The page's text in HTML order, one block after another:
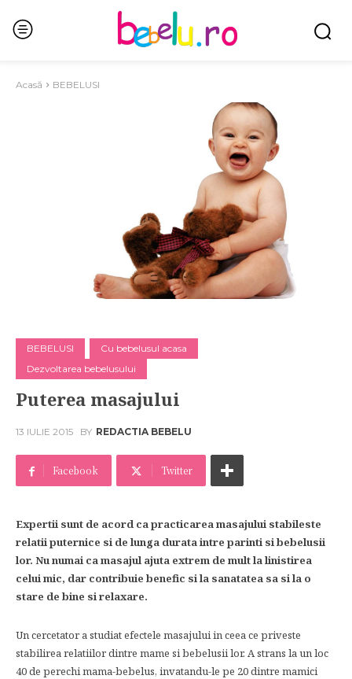
Acasă BEBELUSI
BEBELUSI
Cu bebelusul acasa
Dezvoltarea bebelusului
Puterea masajului
13 IULIE 2015 BY REDACTIA BEBELU
Facebook Twitter
Expertii sunt de acord ca practicarea masajului stabileste
relatii puternice si de lunga durata intre parinti si bebelusii
lor. Nu numai ca masajul ajuta extrem de mult la linistirea
celui mic, dar contribuie benefic si la sanatatea sa si la o
stare de bine si relaxare.
Un cercetator a studiat efectele masajului in ceea ce priveste
stabilirea relatiilor dintre mame si bebelusii lor. A strans la un loc
40 de perechi mama-bebelus, invatandu-le pe 20 dintre mamici